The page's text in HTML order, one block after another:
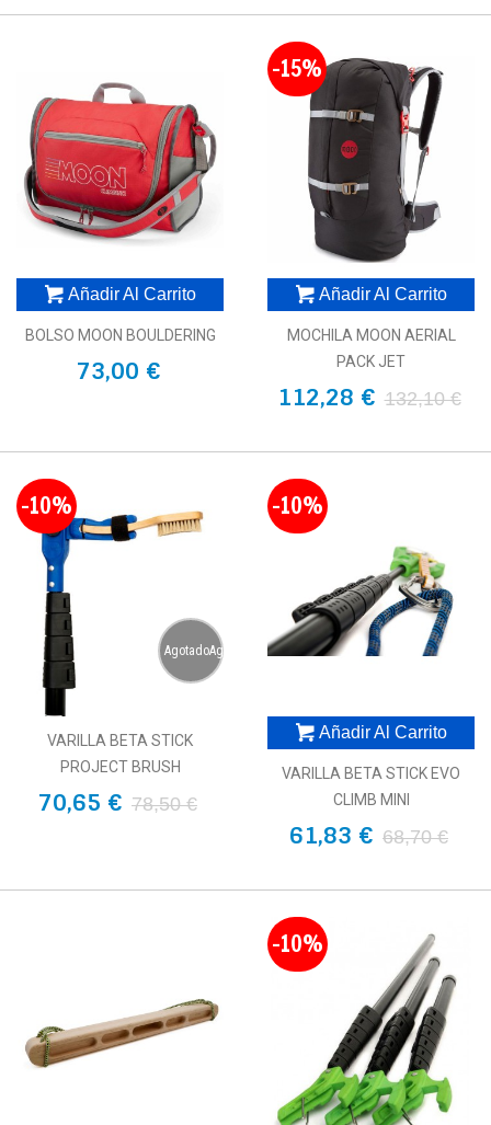
Añadir Al Carrito
BOLSO MOON BOULDERING
73,00 €
-15%
Añadir Al Carrito
MOCHILA MOON AERIAL
PACK JET
112,28 € 132,10 €
AgotadoAgotado
-10%
VARILLA BETA STICK
PROJECT BRUSH
70,65 € 78,50 €
-10%
Añadir Al Carrito
VARILLA BETA STICK EVO
CLIMB MINI
61,83 € 68,70 €
-10%